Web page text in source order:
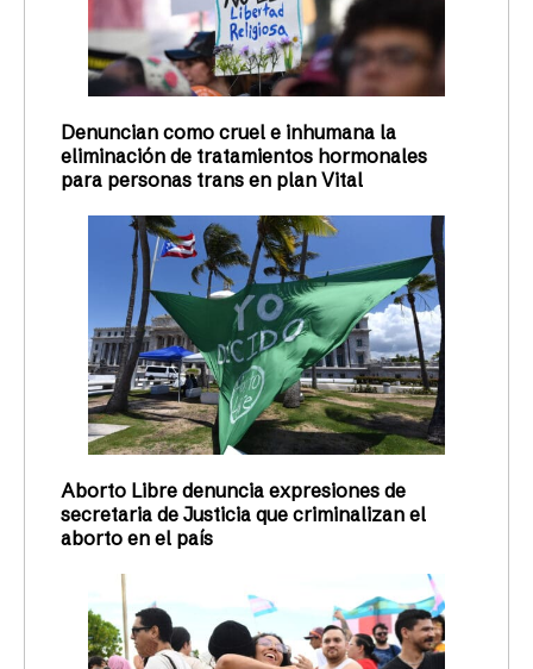
Denuncian como cruel e inhumana la
eliminación de tratamientos hormonales
para personas trans en plan Vital
Aborto Libre denuncia expresiones de
secretaria de Justicia que criminalizan el
aborto en el país